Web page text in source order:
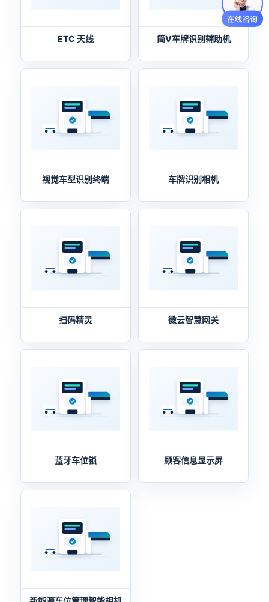
ETC 天线 简V车牌识别辅助机
视觉车型识别终端 车牌识别相机
扫码精灵 微云智慧网关
蓝牙车位锁 顾客信息显示屏